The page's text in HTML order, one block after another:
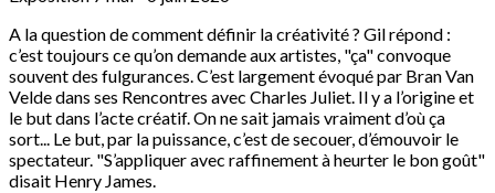
A la question de comment définir la créativité ? Gil répond :
c’est toujours ce qu’on demande aux artistes, "ça" convoque
souvent des fulgurances. C’est largement évoqué par Bran Van
Velde dans ses Rencontres avec Charles Juliet. Il y a l’origine et
le but dans l’acte créatif. On ne sait jamais vraiment d’où ça
sort... Le but, par la puissance, c’est de secouer, d’émouvoir le
spectateur. "S’appliquer avec raffinement à heurter le bon goût"
disait Henry James.